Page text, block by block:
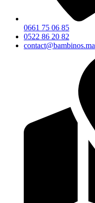
0661 75 06 85
0522 86 20 82
contact@bambinos.ma